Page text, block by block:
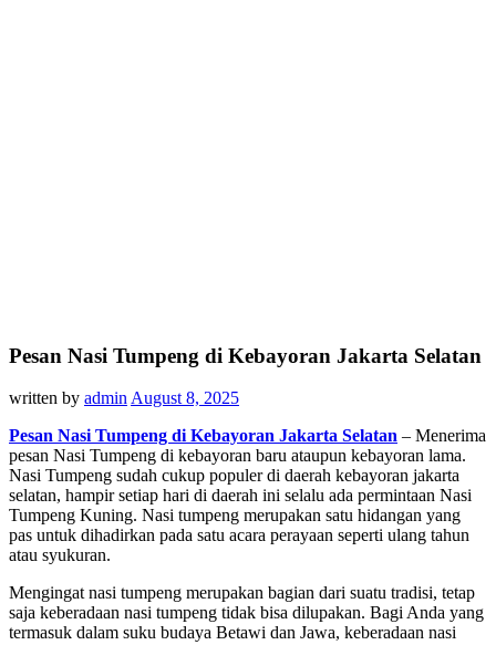
Pesan Nasi Tumpeng di Kebayoran Jakarta Selatan
written by adminAugust 8, 2025
Pesan Nasi Tumpeng di Kebayoran Jakarta Selatan – Menerima
pesan Nasi Tumpeng di kebayoran baru ataupun kebayoran lama.
Nasi Tumpeng sudah cukup populer di daerah kebayoran jakarta
selatan, hampir setiap hari di daerah ini selalu ada permintaan Nasi
Tumpeng Kuning. Nasi tumpeng merupakan satu hidangan yang
pas untuk dihadirkan pada satu acara perayaan seperti ulang tahun
atau syukuran.
Mengingat nasi tumpeng merupakan bagian dari suatu tradisi, tetap
saja keberadaan nasi tumpeng tidak bisa dilupakan. Bagi Anda yang
termasuk dalam suku budaya Betawi dan Jawa, keberadaan nasi